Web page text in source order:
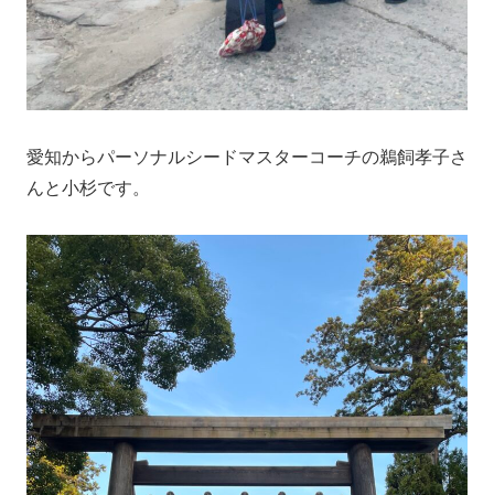
愛知からパーソナルシードマスターコーチの鵜飼孝子さ
んと小杉です。